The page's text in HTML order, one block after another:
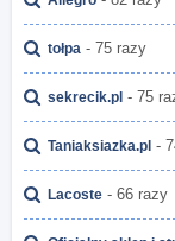
tołpa - 75 razy
sekrecik.pl - 75
Taniaksiazka.pl -
Lacoste - 66 razy